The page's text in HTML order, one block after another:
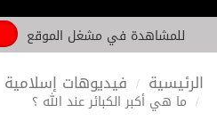
للمشاهدة في مشغل الموقع
الرئيسية فيديوهات إسلامية
ما هي أكبر الكبائر عند الله ؟